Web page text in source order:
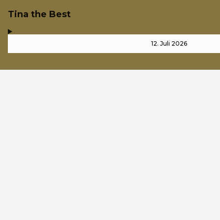
Tina the Best
12. Juli 2026